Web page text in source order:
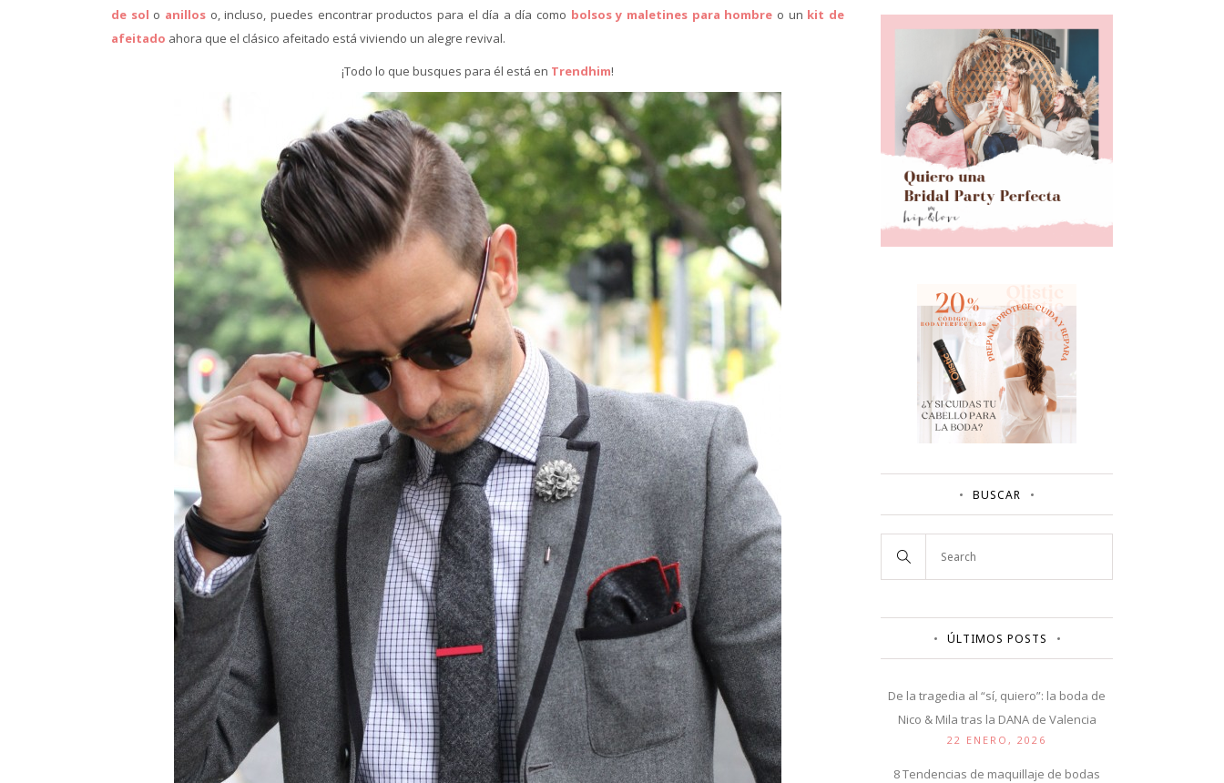
de sol o anilloso, incluso, puedes encontrar productos para el día a día como bolsos y maletines para hombre o un kit de
afeitado ahora que el clásico afeitado está viviendo un alegre revival.
¡Todo lo que busques para él está en Trendhim!
BUSCAR
ÚLTIMOS POSTS
De la tragedia al “sí, quiero”: la boda de
Nico & Mila tras la DANA de Valencia
22 ENERO, 2026
8 Tendencias de maquillaje de bodas